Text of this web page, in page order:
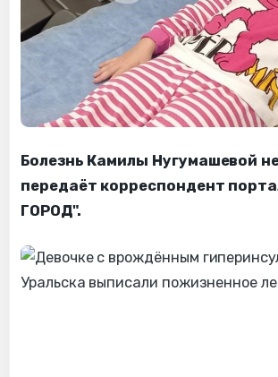
Болезнь Камилы Нугумашевой
передаёт корреспондент
ГОРОД".